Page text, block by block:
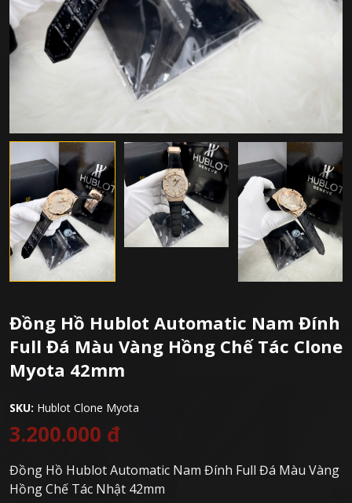
Đồng Hồ Hublot Automatic Nam Đính
Full Đá Màu Vàng Hồng Chế Tác Clone
Myota 42mm
SKU: Hublot Clone Myota
3.200.000 đ
Đồng Hồ Hublot Automatic Nam Đính Full Đá Màu Vàng
Hồng Chế Tác Nhật 42mm